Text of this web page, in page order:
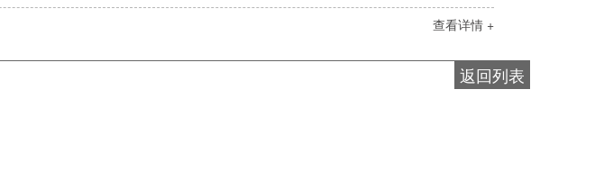
查看详情 +
返回列表